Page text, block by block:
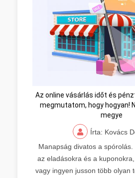
Az online vásárlás időt és
megmutatom, hogy hogyan!
megye
Írta: Kovács
Manapság divatos a
az eladásokra és a
vagy ingyen jusson több olyan